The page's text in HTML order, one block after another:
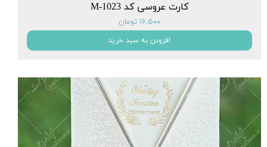
کارت عروسی کد M-1023
۱۶,۵۰۰ تومان
افزودن به سبد خرید